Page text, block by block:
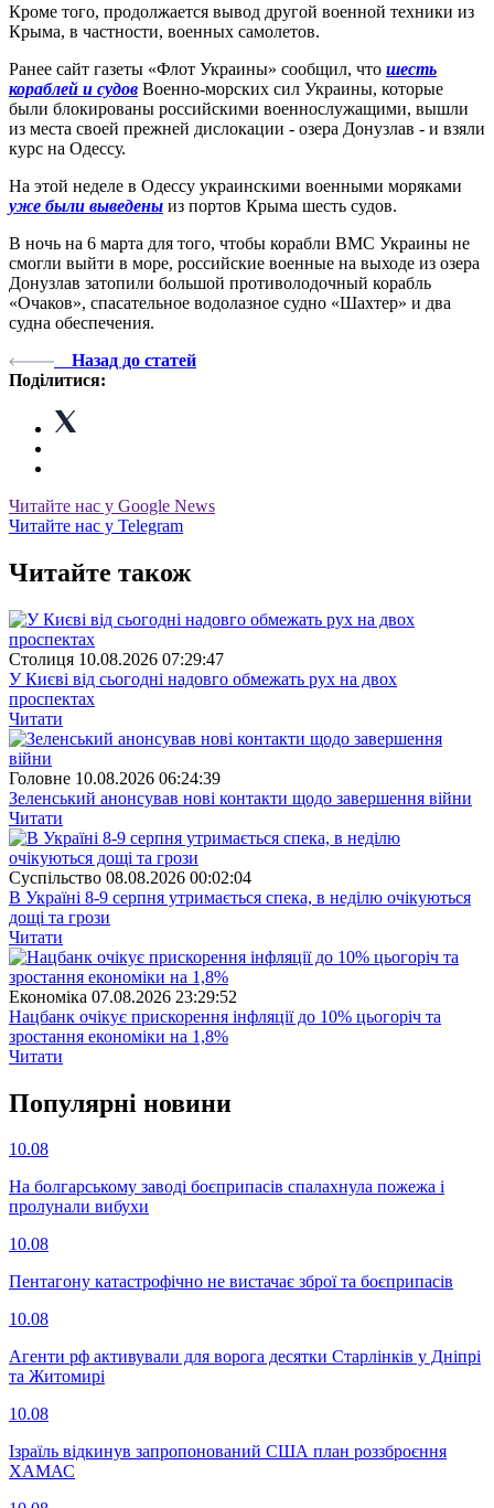
Кроме того, продолжается вывод другой военной техники из
Крыма, в частности, военных самолетов.
Ранее сайт газеты «Флот Украины» сообщил, что шесть
кораблей и судов Военно-морских сил Украины, которые
были блокированы российскими военнослужащими, вышли
из места своей прежней дислокации - озера Донузлав - и взяли
курс на Одессу.
На этой неделе в Одессу украинскими военными моряками
уже были выведены из портов Крыма шесть судов.
В ночь на 6 марта для того, чтобы корабли ВМС Украины не
смогли выйти в море, российские военные на выходе из озера
Донузлав затопили большой противолодочный корабль
«Очаков», спасательное водолазное судно «Шахтер» и два
судна обеспечения.
Назад до статей
Поділитися:
Читайте нас у Google News
Читайте нас у Telegram
Читайте також
Столиця 10.08.2026 07:29:47
У Києві від сьогодні надовго обмежать рух на двох
проспектах
Читати
Головне 10.08.2026 06:24:39
Зеленський анонсував нові контакти щодо завершення війни
Читати
Суспiльство 08.08.2026 00:02:04
В Україні 8-9 серпня утримається спека, в неділю очікуються
дощі та грози
Читати
Економіка 07.08.2026 23:29:52
Нацбанк очікує прискорення інфляції до 10% цьогоріч та
зростання економіки на 1,8%
Читати
Популярнi новини
10.08
На болгарському заводі боєприпасів спалахнула пожежа і
пролунали вибухи
10.08
Пентагону катастрофічно не вистачає зброї та боєприпасів
10.08
Агенти рф активували для ворога десятки Старлінків у Дніпрі
та Житомирі
10.08
Ізраїль відкинув запропонований США план роззброєння
ХАМАС